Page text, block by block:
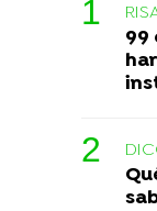
99